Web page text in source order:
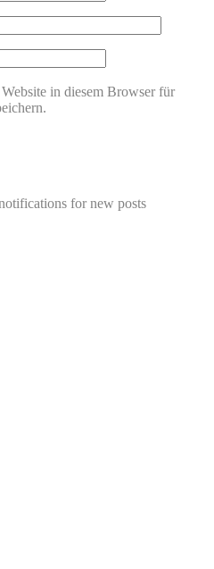
in diesem Browser für
for new posts